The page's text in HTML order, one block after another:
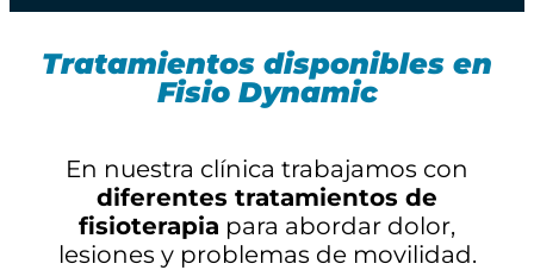
Tratamientos disponibles en
Fisio Dynamic
En nuestra clínica trabajamos con
diferentes tratamientos de
fisioterapia para abordar dolor,
lesiones y problemas de movilidad.